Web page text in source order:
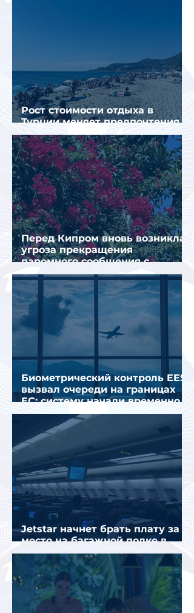
Рост стоимости отдыха в
Турции меняет предпочтения
туристов
Перед Кипром вновь возникла
угроза прекращения
паромного сообщения с
Грецией
Биометрический контроль EES
вызвал очереди на границах
ЕС: систему начали временно
отключать
Jetstar начнет брать плату за
место на багажной полке в
салоне самолета